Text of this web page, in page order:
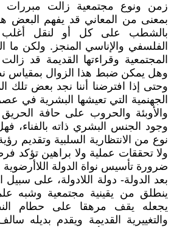
بمعنى من المعاني قد يفهم البعض
بالشطب على كل أو لنقل أغلب
الفلسفي والإناسي المنجز. ولكن ما
المجتمعية وقراءتها القديمة قد
وهل يمكن ضبط هذا الزوال بمقياس
وحتى إذا افترضنا أننا نجد بعض تلك
الجهنمية التي تعيشها البشرية في
والأوبئة والحروب على حافة الحريق
وجود الجنس البشري ذاته بالفناء،
نوع من الانتظارية السلبية وتقديم
ولا تحققات عملية ولا براهين تؤكد
ضرورة تأسيس نواة الدولة اللاأرضوية
بعد الدولة- دولة اللادولة، على سبيل
ينطلق من يقينية مجتمعية وشبه
يجعله يقف مرهقا على حطام
والتغييرية القديمة ويقدم بديله